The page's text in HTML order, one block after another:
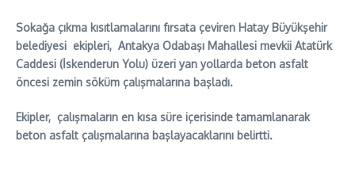
Sokağa çıkma kısıtlamalarını fırsata çeviren Hatay Büyükşehir
belediyesi ekipleri, Antakya Odabaşı Mahallesi mevkii Atatürk
Caddesi (İskenderun Yolu) üzeri yan yollarda beton asfalt
öncesi zemin söküm çalışmalarına başladı.
Ekipler, çalışmaların en kısa süre içerisinde tamamlanarak
beton asfalt çalışmalarına başlayacaklarını belirtti.